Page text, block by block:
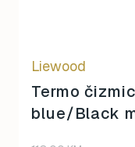
Liewood
Termo
blue/Black
the
product
page